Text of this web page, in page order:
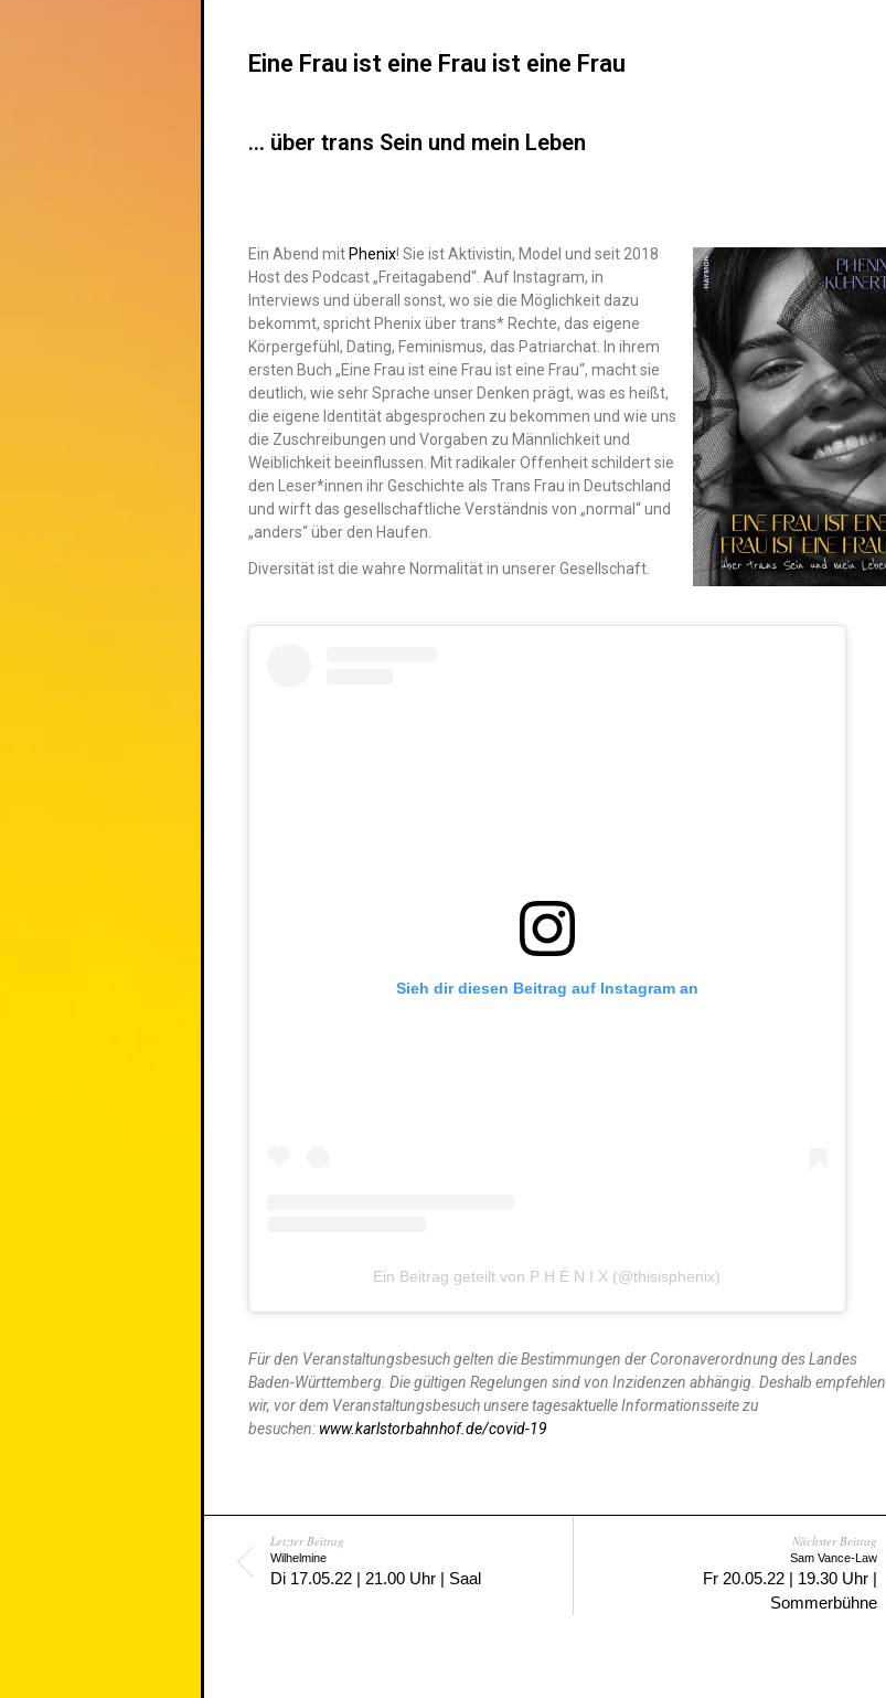
Eine Frau ist eine Frau ist eine Frau
... über trans Sein und mein Leben
Ein Abend mit Phenix! Sie ist Aktivistin, Model und seit 2018
Host des Podcast „Freitagabend“. Auf Instagram, in
Interviews und überall sonst, wo sie die Möglichkeit dazu
bekommt, spricht Phenix über trans* Rechte, das eigene
Körpergefühl, Dating, Feminismus, das Patriarchat. In ihrem
ersten Buch „Eine Frau ist eine Frau ist eine Frau“, macht sie
deutlich, wie sehr Sprache unser Denken prägt, was es heißt,
die eigene Identität abgesprochen zu bekommen und wie uns
die Zuschreibungen und Vorgaben zu Männlichkeit und
Weiblichkeit beeinflussen. Mit radikaler Offenheit schildert sie
den Leser*innen ihr Geschichte als Trans Frau in Deutschland
und wirft das gesellschaftliche Verständnis von „normal“ und
„anders“ über den Haufen.
Diversität ist die wahre Normalität in unserer Gesellschaft.
Sieh dir diesen Beitrag auf Instagram an
Ein Beitrag geteilt von P H É N I X (@thisisphenix)
Für den Veranstaltungsbesuch gelten die Bestimmungen der Coronaverordnung des Landes
Baden-Württemberg. Die gültigen Regelungen sind von Inzidenzen abhängig. Deshalb empfehlen
wir, vor dem Veranstaltungsbesuch unsere tagesaktuelle Informationsseite zu
besuchen: www.karlstorbahnhof.de/covid-19
Letzter Beitrag
Wilhelmine
Di 17.05.22 | 21.00 Uhr | Saal
Nächster Beitrag
Sam Vance-Law
Fr 20.05.22 | 19.30 Uhr |
Sommerbühne